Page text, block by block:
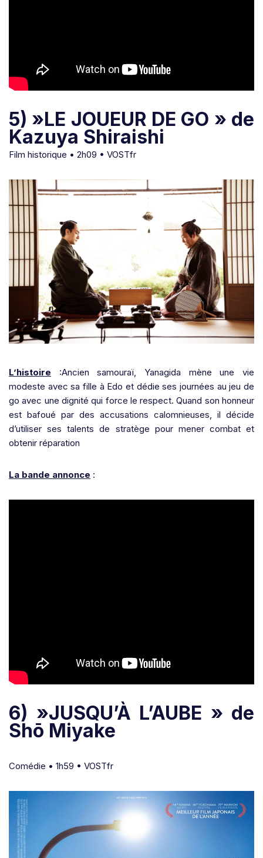
5) »LE JOUEUR DE GO » de
Kazuya Shiraishi
Film historique • 2h09 • VOSTfr
L’histoire :Ancien samouraï, Yanagida mène une vie
modeste avec sa fille à Edo et dédie ses journées au jeu de
go avec une dignité qui force le respect. Quand son honneur
est bafoué par des accusations calomnieuses, il décide
d’utiliser ses talents de stratège pour mener combat et
obtenir réparation
La bande annonce :
6) »JUSQU’À L’AUBE » de
Shō Miyake
Comédie • 1h59 • VOSTfr